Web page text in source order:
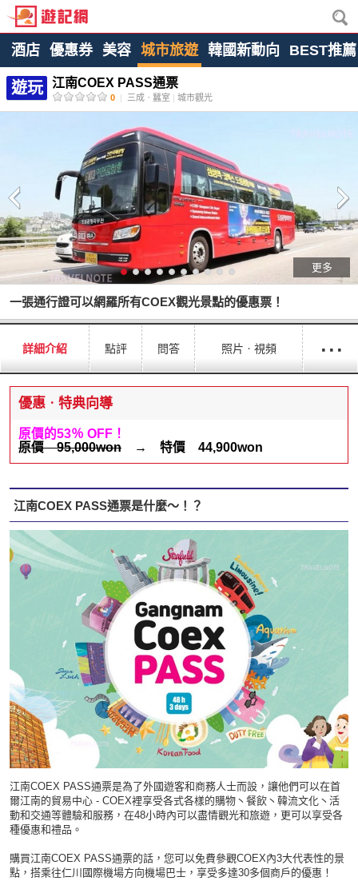
酒店 優惠券 美容 城市旅遊 韓國新動向 BEST推薦
遊玩 江南COEX PASS通票
0 | 三成ㆍ蠶室 | 城市觀光
更多
一張通行證可以網羅所有COEX觀光景點的優惠票！
詳細介紹 點評 問答 照片ㆍ視頻 ···
優惠ㆍ特典向導
原價的53％ OFF！
原價 95,000won → 特價 44,900won
江南COEX PASS通票是什麼～！？
江南COEX PASS通票是為了外國遊客和商務人士而設，讓他們可以在首
爾江南的貿易中心 - COEX裡享受各式各樣的購物丶餐飲丶韓流文化丶活
動和交通等體驗和服務，在48小時內可以盡情觀光和旅遊，更可以享受各
種優惠和禮品。
購買江南COEX PASS通票的話，您可以免費參觀COEX內3大代表性的景
點，搭乘往仁川國際機場方向機場巴士，享受多達30多個商戶的優惠！